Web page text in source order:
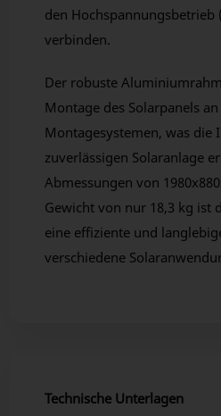
den Hochspannungsbetrieb
verbinden.
Der robuste
Montage des Solarpanels
Montagesystemen, was die
zuverlässigen Solaranlage
Abmessungen von
Gewicht von nur 18,3 kg ist
eine effiziente und
verschiedene
Technische Unterlagen